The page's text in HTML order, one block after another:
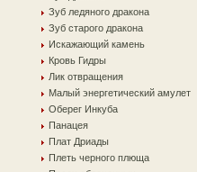
Зуб ледяного дракона
Зуб старого дракона
Искажающий камень
Кровь Гидры
Лик отвращения
Малый энергетический амулет
Оберег Инкуба
Панацея
Плат Дриады
Плеть черного плюща